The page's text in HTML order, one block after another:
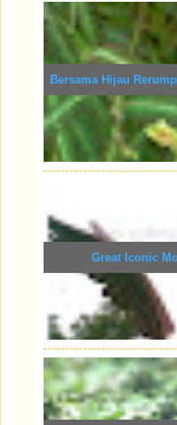
Bersama Hijau
Great Iconic